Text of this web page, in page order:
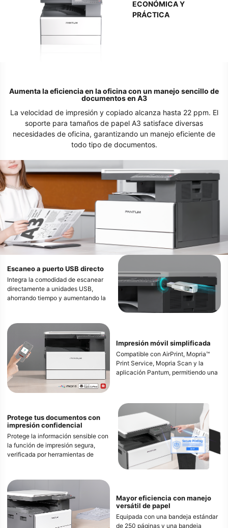
ECONÓMICA Y
PRÁCTICA
Aumenta la eficiencia en la oficina con un manejo sencillo de
documentos en A3
La velocidad de impresión y copiado alcanza hasta 22 ppm. El
soporte para tamaños de papel A3 satisface diversas
necesidades de oficina, garantizando un manejo eficiente de
todo tipo de documentos.
Escaneo a puerto USB directo
Integra la comodidad de escanear
directamente a unidades USB,
ahorrando tiempo y aumentando la
Impresión móvil simplificada
Compatible con AirPrint, Mopria™
Print Service, Mopria Scan y la
aplicación Pantum, permitiendo una
mantener la productividad y la
capacidad de respuesta en
cualquier situación.
* La función de impresión móvil
requiere la instalación de un módulo
Wi-Fi.
países. El uso del distintivo "Works
with Apple" indica que un accesorio
ha sido diseñado para funcionar
Protege tus documentos con
impresión confidencial
Protege la información sensible con
la función de impresión segura,
verificada por herramientas de
todos los documentos
confidenciales estén a salvo de
accesos no autorizados, algo crucial
para empresas que manejan datos
sensibles.
Mayor eficiencia con manejo
versátil de papel
Equipada con una bandeja estándar
de 250 páginas y una bandeja